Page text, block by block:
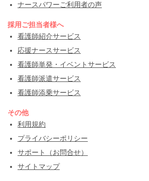
ナースパワーご利用者の声
採用ご担当者様へ
看護師紹介サービス
応援ナースサービス
看護師単発・イベントサービス
看護師派遣サービス
看護師添乗サービス
その他
利用規約
プライバシーポリシー
サポート（お問合せ）
サイトマップ